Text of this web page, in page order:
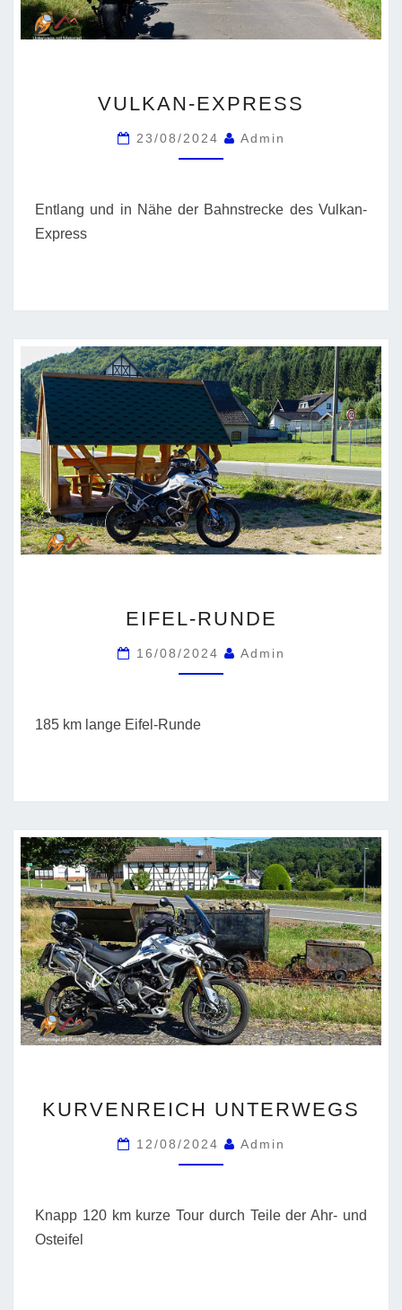
EXPRESS
VULKAN-EXPRESS
23/08/2024 Admin
Entlang und in Nähe der Bahnstrecke des Vulkan-
Express
RUNDE
EIFEL-RUNDE
16/08/2024 Admin
185 km lange Eifel-Runde
UNTERWEGS
KURVENREICH UNTERWEGS
12/08/2024 Admin
Knapp 120 km kurze Tour durch Teile der Ahr- und
Osteifel